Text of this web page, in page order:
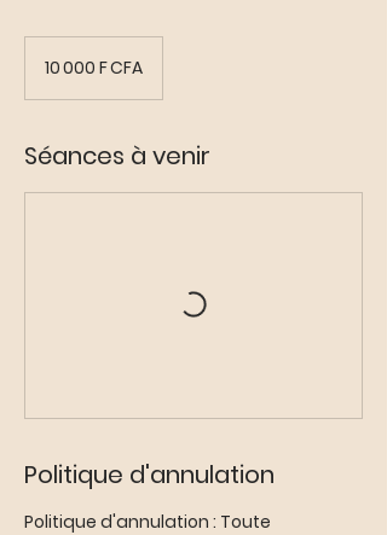
10 000 F CFA
Séances à venir
Politique d'annulation
Politique d'annulation : Toute